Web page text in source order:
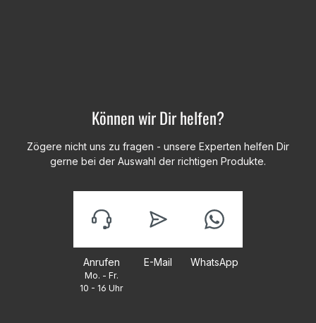
Können wir Dir helfen?
Zögere nicht uns zu fragen - unsere Experten helfen Dir
gerne bei der Auswahl der richtigen Produkte.
Anrufen
Mo. - Fr.
10 - 16 Uhr
E-Mail WhatsApp